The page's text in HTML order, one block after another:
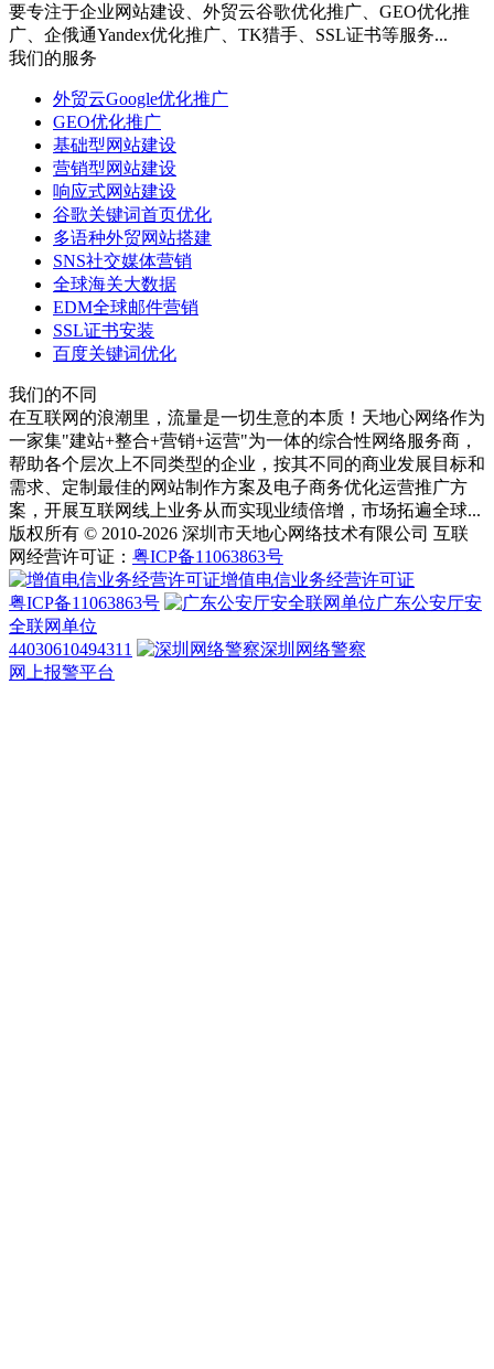
要专注于企业网站建设、外贸云谷歌优化推广、GEO优化推
广、企俄通Yandex优化推广、TK猎手、SSL证书等服务...
我们的服务
外贸云Google优化推广
GEO优化推广
基础型网站建设
营销型网站建设
响应式网站建设
谷歌关键词首页优化
多语种外贸网站搭建
SNS社交媒体营销
全球海关大数据
EDM全球邮件营销
SSL证书安装
百度关键词优化
我们的不同
在互联网的浪潮里，流量是一切生意的本质！天地心网络作为
一家集"建站+整合+营销+运营"为一体的综合性网络服务商，
帮助各个层次上不同类型的企业，按其不同的商业发展目标和
需求、定制最佳的网站制作方案及电子商务优化运营推广方
案，开展互联网线上业务从而实现业绩倍增，市场拓遍全球...
版权所有 © 2010-2026 深圳市天地心网络技术有限公司 互联
网经营许可证： 粤ICP备11063863号
增值电信业务经营许可证
粤ICP备11063863号
广东公安厅安
全联网单位
44030610494311
深圳网络警察
网上报警平台